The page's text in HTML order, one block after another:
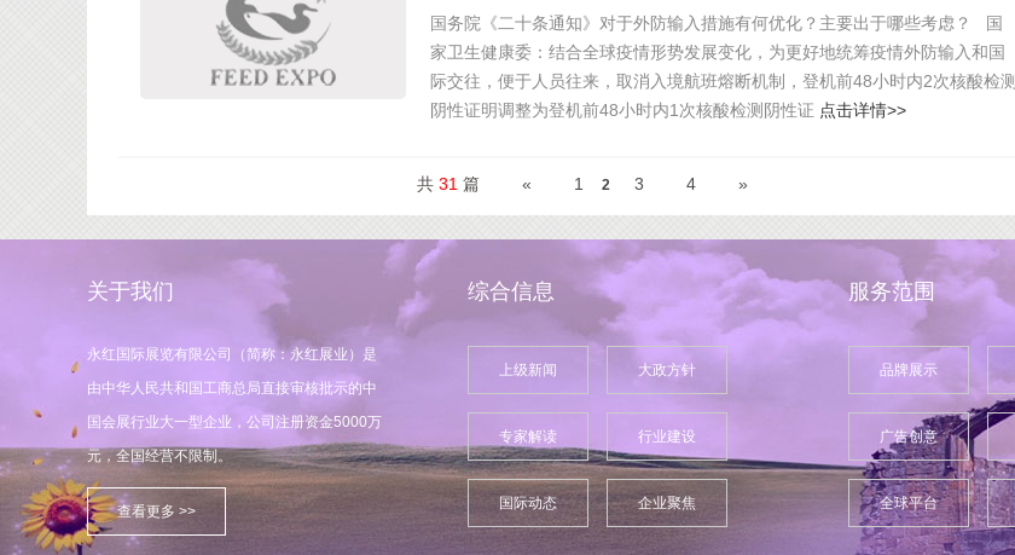
国务院《二十条通知》对于外防输入措施有何优化？主要出于哪些考虑？ 国
家卫生健康委：结合全球疫情形势发展变化，为更好地统筹疫情外防输入和国
际交往，便于人员往来，取消入境航班熔断机制，登机前48小时内2次核酸检测
阴性证明调整为登机前48小时内1次核酸检测阴性证 点击详情>>
共 31 篇 « 1 2 3 4 »
关于我们
永红国际展览有限公司（简称：永红展业）是
由中华人民共和国工商总局直接审核批示的中
国会展行业大一型企业，公司注册资金5000万
元，全国经营不限制。
查看更多 >>
综合信息
上级新闻 大政方针
专家解读 行业建设
国际动态 企业聚焦
服务范围
品牌展示
广告创意
全球平台